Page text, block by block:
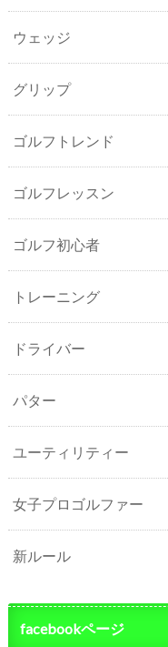
ウェッジ
グリップ
ゴルフトレンド
ゴルフレッスン
ゴルフ初心者
トレーニング
ドライバー
パター
ユーティリティー
女子プロゴルファー
新ルール
facebookページ